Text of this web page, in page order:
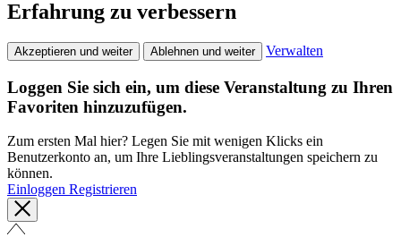
Erfahrung zu verbessern
Akzeptieren und weiter Ablehnen und weiter Verwalten
Loggen Sie sich ein, um diese Veranstaltung zu Ihren
Favoriten hinzuzufügen.
Zum ersten Mal hier? Legen Sie mit wenigen Klicks ein
Benutzerkonto an, um Ihre Lieblingsveranstaltungen speichern zu
können.
Einloggen Registrieren